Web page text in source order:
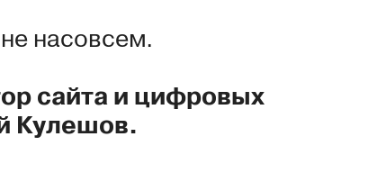
насовсем.
сайта и цифровых
Кулешов.